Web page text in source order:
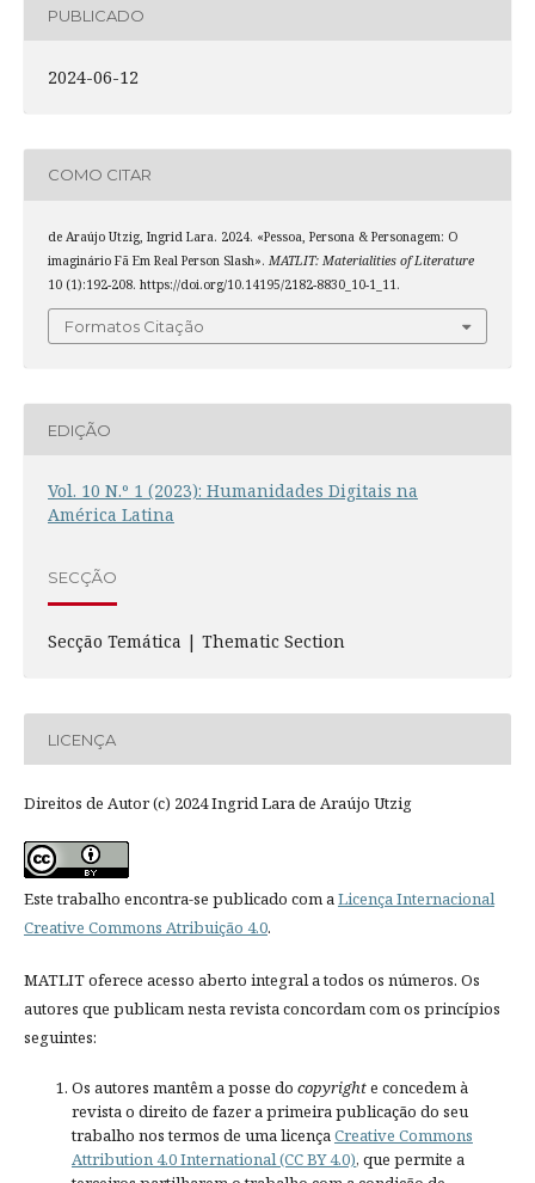
PUBLICADO
2024-06-12
COMO CITAR
de Araújo Utzig, Ingrid Lara. 2024. «Pessoa, Persona & Personagem: O
imaginário Fã Em Real Person Slash». MATLIT: Materialities of Literature
10 (1):192-208. https://doi.org/10.14195/2182-8830_10-1_11.
Formatos Citação
EDIÇÃO
Vol. 10 N.º 1 (2023): Humanidades Digitais na
América Latina
SECÇÃO
Secção Temática | Thematic Section
LICENÇA
Direitos de Autor (c) 2024 Ingrid Lara de Araújo Utzig
Este trabalho encontra-se publicado com aLicença Internacional
Creative Commons Atribuição 4.0.
MATLIT oferece acesso aberto integral a todos os números. Os
autores que publicam nesta revista concordam com os princípios
seguintes:
Os autores mantêm a posse do copyrighte concedem à
revista o direito de fazer a primeira publicação do seu
trabalho nos termos de uma licençaCreative Commons
Attribution 4.0 International (CC BY 4.0), que permite a